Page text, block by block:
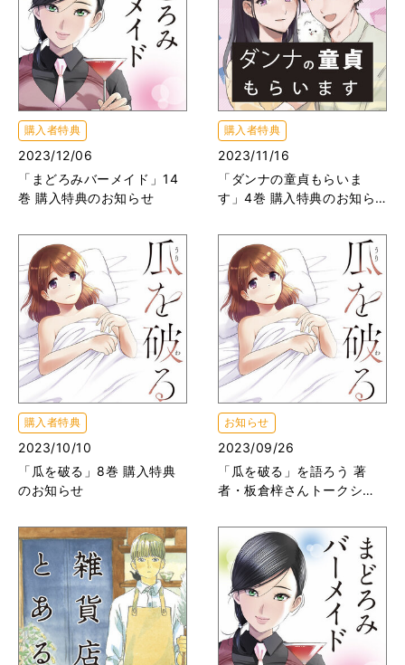
購入者特典
2023/12/06
「まどろみバーメイド」14
巻 購入特典のお知らせ
購入者特典
2023/11/16
「ダンナの童貞もらいま
す」4巻 購入特典のお知ら
購入者特典
2023/10/10
「瓜を破る」8巻 購入特典
のお知らせ
お知らせ
2023/09/26
「瓜を破る」を語ろう 著
者・板倉梓さんトークショ